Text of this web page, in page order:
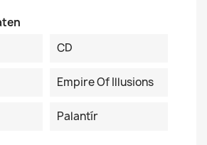
CD
Empire Of Illusions
Palantír